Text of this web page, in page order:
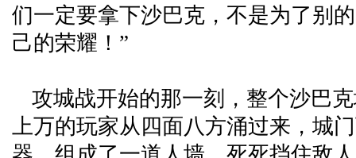
们一定要拿下沙巴克，不是为了别
己的荣耀！”
攻城战开始的那一刻，整个沙巴
上万的玩家从四面八方涌过来，城